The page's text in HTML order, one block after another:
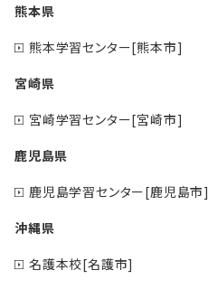
熊本県
熊本学習センター[熊本市]
宮崎県
宮崎学習センター[宮崎市]
鹿児島県
鹿児島学習センター[鹿児島市]
沖縄県
名護本校[名護市]